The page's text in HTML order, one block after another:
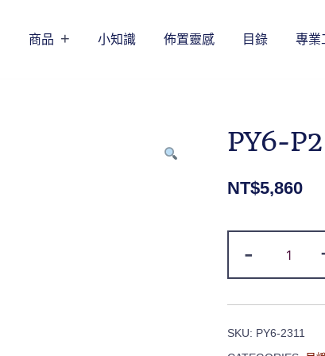
商品 小知識 佈置靈感 目錄 專業
PY6-
NT$5,860
-
SKU: PY6-2311